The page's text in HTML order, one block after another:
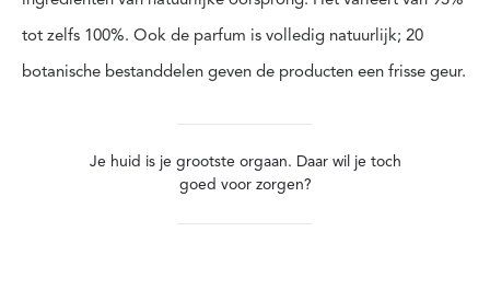
tot zelfs 100%. Ook de parfum is volledig natuurlijk; 20
botanische bestanddelen geven de producten een frisse geur.
Je huid is je grootste orgaan. Daar wil je toch
goed voor zorgen?